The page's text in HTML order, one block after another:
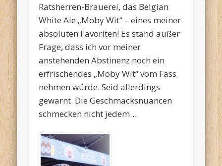
Ratsherren-Brauerei, das Belgian
White Ale „Moby Wit“ – eines meiner
absoluten Favoriten! Es stand außer
Frage, dass ich vor meiner
anstehenden Abstinenz noch ein
erfrischendes „Moby Wit“ vom Fass
nehmen würde. Seid allerdings
gewarnt. Die Geschmacksnuancen
schmecken nicht jedem…